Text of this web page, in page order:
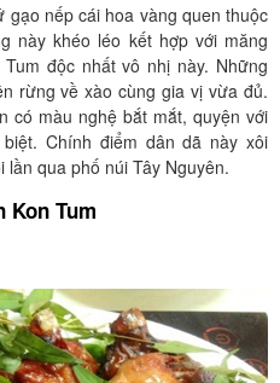
nếp cái hoa vàng quen thuộc
này khéo léo kết hợp với măng
độc nhất vô nhị này. Những
rừng về xào cùng gia vị vừa đủ.
có màu nghệ bắt mắt, quyện với
Chính điểm dân dã này xôi
qua phố núi Tây Nguyên.
Kon Tum